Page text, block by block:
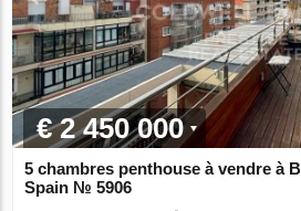
€ 2 450 000
5 chambres penthouse à vendre à
Spain № 5906